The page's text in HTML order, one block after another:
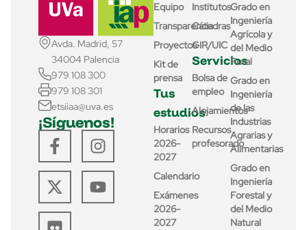
Avda. Madrid, 57
34004 Palencia
979 108 300
979 108 301
etsiiaa@uva.es
¡Síguenos!
Equipo
Transparencia
Proyectos
Kit de
prensa
Tus
estudios
Horarios
2026-
2027
Calendario
Exámenes
2026-
2027
Institutos
Cátedras
GIR/UIC
Servicios
Bolsa de
empleo
Alojamientos
Recursos
profesorado
Grado en
Ingeniería
Agrícola y
del Medio
Rural
Grado en
Ingeniería
de las
Industrias
Agrarias y
Alimentarias
Grado en
Ingeniería
Forestal y
del Medio
Natural